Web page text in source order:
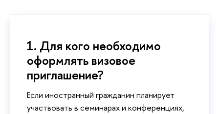
1. Для кого необходимо
оформлять визовое
приглашение?
Если иностранный гражданин планирует
участвовать в семинарах и конференциях,